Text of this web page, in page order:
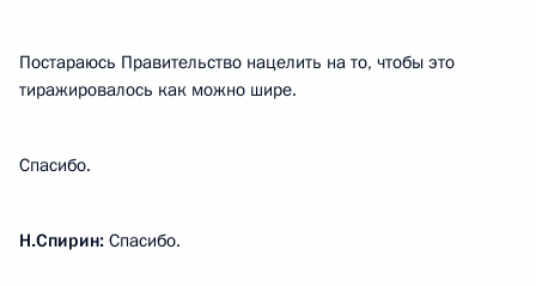
Постараюсь Правительство нацелить на то, чтобы это
тиражировалось как можно шире.
Спасибо.
Н.Спирин: Спасибо.